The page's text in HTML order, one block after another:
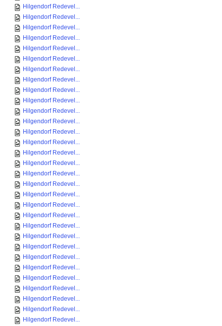
Hilgendorf Redevel...
Hilgendorf Redevel...
Hilgendorf Redevel...
Hilgendorf Redevel...
Hilgendorf Redevel...
Hilgendorf Redevel...
Hilgendorf Redevel...
Hilgendorf Redevel...
Hilgendorf Redevel...
Hilgendorf Redevel...
Hilgendorf Redevel...
Hilgendorf Redevel...
Hilgendorf Redevel...
Hilgendorf Redevel...
Hilgendorf Redevel...
Hilgendorf Redevel...
Hilgendorf Redevel...
Hilgendorf Redevel...
Hilgendorf Redevel...
Hilgendorf Redevel...
Hilgendorf Redevel...
Hilgendorf Redevel...
Hilgendorf Redevel...
Hilgendorf Redevel...
Hilgendorf Redevel...
Hilgendorf Redevel...
Hilgendorf Redevel...
Hilgendorf Redevel...
Hilgendorf Redevel...
Hilgendorf Redevel...
Hilgendorf Redevel...